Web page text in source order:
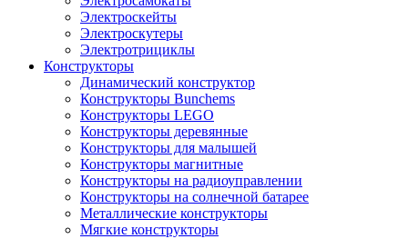
Электроскейты
Электроскутеры
Электротрициклы
Конструкторы
Динамический конструктор
Конструкторы Bunchems
Конструкторы LEGO
Конструкторы деревянные
Конструкторы для малышей
Конструкторы магнитные
Конструкторы на радиоуправлении
Конструкторы на солнечной батарее
Металлические конструкторы
Мягкие конструкторы